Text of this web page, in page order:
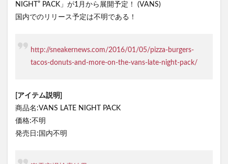
NIGHT” PACK」が1月から展開予定！ (VANS)
国内でのリリース予定は不明である！
http://sneakernews.com/2016/01/05/pizza-burgers-
tacos-donuts-and-more-on-the-vans-late-night-pack/
[アイテム説明]
商品名:VANS LATE NIGHT PACK
価格:不明
発売日:国内不明